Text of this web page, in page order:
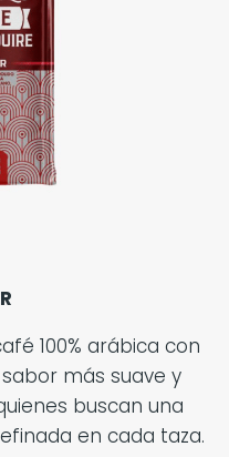
100% arábica con
más suave y
buscan una
en cada taza.